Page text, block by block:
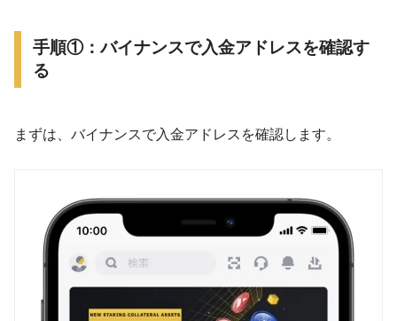
手順①：バイナンスで入金アドレスを確認す
る
まずは、バイナンスで入金アドレスを確認します。